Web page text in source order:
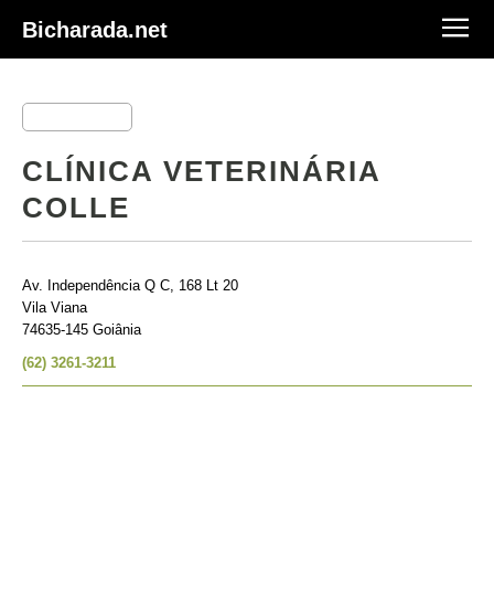
Bicharada.net
CLÍNICA VETERINÁRIA
COLLE
Av. Independência Q C, 168 Lt 20
Vila Viana
74635-145 Goiânia
(62) 3261-3211